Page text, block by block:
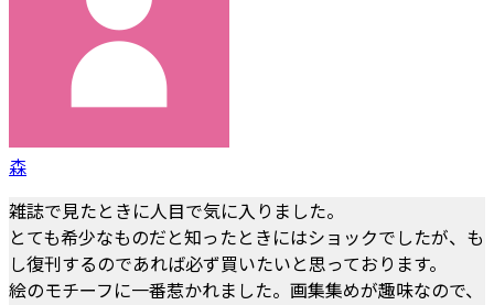
森
雑誌で見たときに人目で気に入りました。
とても希少なものだと知ったときにはショックでしたが、も
し復刊するのであれば必ず買いたいと思っております。
絵のモチーフに一番惹かれました。画集集めが趣味なので、